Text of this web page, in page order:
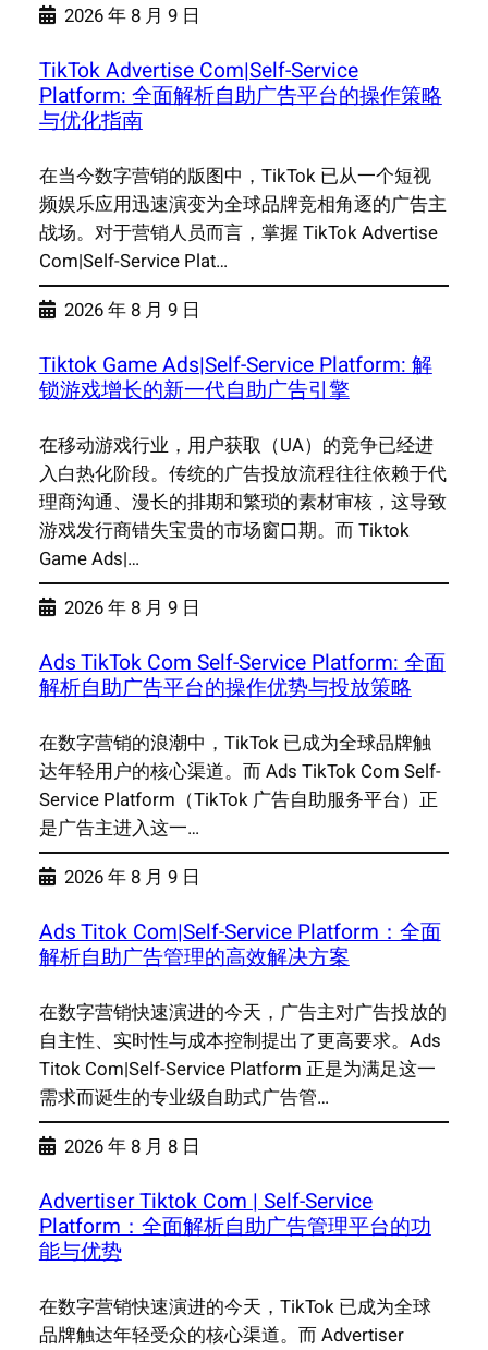
2026 年 8 月 9 日
TikTok Advertise Com|Self-Service
Platform: 全面解析自助广告平台的操作策略
与优化指南
在当今数字营销的版图中，TikTok 已从一个短视
频娱乐应用迅速演变为全球品牌竞相角逐的广告主
战场。对于营销人员而言，掌握 TikTok Advertise
Com|Self-Service Plat…
2026 年 8 月 9 日
Tiktok Game Ads|Self-Service Platform: 解
锁游戏增长的新一代自助广告引擎
在移动游戏行业，用户获取（UA）的竞争已经进
入白热化阶段。传统的广告投放流程往往依赖于代
理商沟通、漫长的排期和繁琐的素材审核，这导致
游戏发行商错失宝贵的市场窗口期。而 Tiktok
Game Ads|…
2026 年 8 月 9 日
Ads TikTok Com Self-Service Platform: 全面
解析自助广告平台的操作优势与投放策略
在数字营销的浪潮中，TikTok 已成为全球品牌触
达年轻用户的核心渠道。而 Ads TikTok Com Self-
Service Platform（TikTok 广告自助服务平台）正
是广告主进入这一…
2026 年 8 月 9 日
Ads Titok Com|Self-Service Platform：全面
解析自助广告管理的高效解决方案
在数字营销快速演进的今天，广告主对广告投放的
自主性、实时性与成本控制提出了更高要求。Ads
Titok Com|Self-Service Platform 正是为满足这一
需求而诞生的专业级自助式广告管…
2026 年 8 月 8 日
Advertiser Tiktok Com | Self-Service
Platform：全面解析自助广告管理平台的功
能与优势
在数字营销快速演进的今天，TikTok 已成为全球
品牌触达年轻受众的核心渠道。而 Advertiser